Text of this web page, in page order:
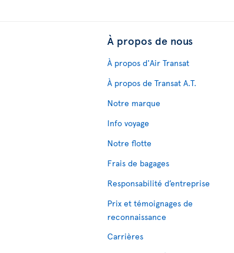
À propos de nous
À propos d'Air Transat
À propos de Transat A.T.
Notre marque
Info voyage
Notre flotte
Frais de bagages
Responsabilité d’entreprise
Prix et témoignages de
reconnaissance
Carrières